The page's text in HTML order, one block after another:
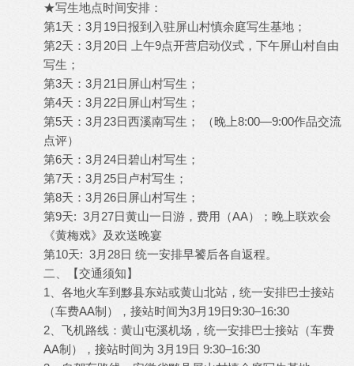
★写生地点时间安排：
第1天：3月19日报到入驻屏山村慎余庭写生基地；
第2天：3月20日 上午9点开营启动仪式，下午屏山村自由
写生；
第3天：3月21日屏山村写生；
第4天：3月22日屏山村写生；
第5天：3月23日西溪南写生； （晚上8:00—9:00作品交流
点评）
第6天：3月24日碧山村写生；
第7天：3月25日卢村写生；
第8天：3月26日屏山村写生；
第9天: 3月27日黄山一日游，费用（AA）；晚上联欢会
《黄梅戏》及欢送晚宴
第10天: 3月28日 统一安排早饕后各自返程。
二、【交通须知】
1、各地火车到黟县东站或黄山北站，统一安排巴士接站
（车费AA制），接站时间为3月19日9:30–16:30
2、飞机路线：黄山屯溪机场，统一安排巴士接站（车费
AA制），接站时间为 3月19日 9:30–16:30